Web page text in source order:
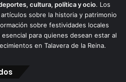
cultura, política y ocio. Los
sobre la historia y patrimonio
sobre festividades locales
para quienes desean estar al
en Talavera de la Reina.